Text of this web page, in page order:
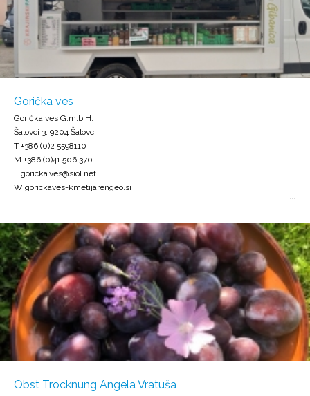
Gorička ves
Gorička ves G.m.b.H.
Šalovci 3, 9204 Šalovci
T +386 (0)2 5598110
M +386 (0)41 506 370
E goricka.ves@siol.net
W gorickaves-kmetijarengeo.si
Obst Trocknung Angela Vratuša